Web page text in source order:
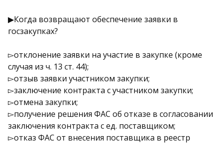
▶Когда возвращают обеспечение заявки в
госзакупках?
▻отклонение заявки на участие в закупке (кроме
случая из ч. 13 ст. 44);
▻отзыв заявки участником закупки;
▻заключение контракта с участником закупки;
▻отмена закупки;
▻получение решения ФАС об отказе в согласовании
заключения контракта с ед. поставщиком;
▻отказ ФАС от внесения поставщика в реестр